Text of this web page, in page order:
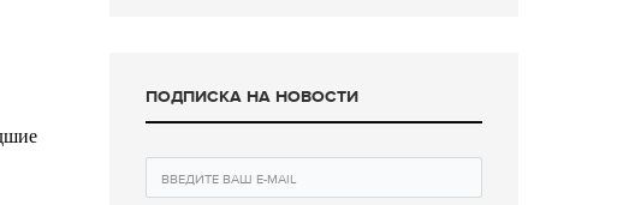
ПОДПИСКА НА НОВОСТИ